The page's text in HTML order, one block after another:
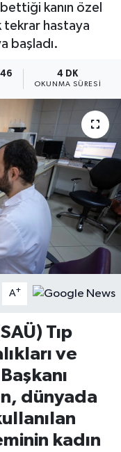
kanın özel
tekrar hastaya
başladı.
4 DK
OKUNMA SÜRESI
A+
Tıp
ve
dünyada
kadın